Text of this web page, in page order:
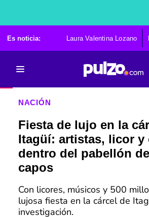
Es noticia: Laura Valentina Lozano
NACIÓN
Fiesta de lujo en la
Itagüí: artistas, licor y
dentro del pabellón
capos
Con licores, músicos y 500
lujosa fiesta en la cárcel de
investigación.